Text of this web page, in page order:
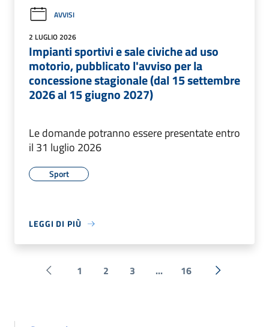
AVVISI
2 LUGLIO 2026
Impianti sportivi e sale civiche ad uso
motorio, pubblicato l'avviso per la
concessione stagionale (dal 15 settembre
2026 al 15 giugno 2027)
Le domande potranno essere presentate entro
il 31 luglio 2026
Sport
LEGGI DI PIÙ
Pagina precedente
1 2 3 ... 16 Successiva